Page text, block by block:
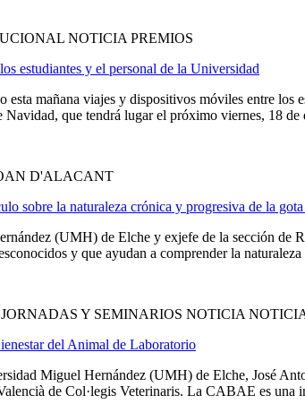
NOTICIA PREMIOS
estudiantes y el personal de la Universidad
mañana viajes y dispositivos móviles entre
Navidad, que tendrá lugar el próximo viernes, 18
D'ALACANT
sobre la naturaleza crónica y progresiva de la gota
(UMH) de Elche y exjefe de la sección
y que ayudan a comprender la
Y SEMINARIOS NOTICIA
del Animal de Laboratorio
Miguel Hernández (UMH) de Elche, José
de Col·legis Veterinaris. La CABAE es una